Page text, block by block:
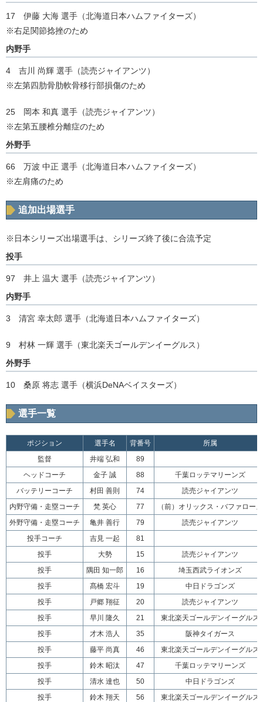
17 伊藤 大海 選手（北海道日本ハムファイターズ）
※右足関節捻挫のため
内野手
4 吉川 尚輝 選手（読売ジャイアンツ）
※左第四肋骨肋軟骨移行部損傷のため
25 岡本 和真 選手（読売ジャイアンツ）
※左第五腰椎分離症のため
外野手
66 万波 中正 選手（北海道日本ハムファイターズ）
※左肩痛のため
追加出場選手
※日本シリーズ出場選手は、シリーズ終了後に合流予定
投手
97 井上 温大 選手（読売ジャイアンツ）
内野手
3 清宮 幸太郎 選手（北海道日本ハムファイターズ）
9 村林 一輝 選手（東北楽天ゴールデンイーグルス）
外野手
10 桑原 将志 選手（横浜DeNAベイスターズ）
選手一覧
ポジション 選手名 背番号
所属
監督
井端 弘和
89
ヘッドコーチ
金子 誠 88
千葉ロッテマリーンズ
バッテリーコーチ
村田 善則 74
読売ジャイアンツ
内野守備・走塁コーチ
梵 英心 77
（前）オリックス・バファローズ
外野守備・走塁コーチ
亀井 善行 79
読売ジャイアンツ
投手コーチ
吉見 一起
81
投手
大勢 15
読売ジャイアンツ
投手
隅田 知一郎 16
埼玉西武ライオンズ
投手
髙橋 宏斗 19
中日ドラゴンズ
投手
戸郷 翔征 20
読売ジャイアンツ
投手
早川 隆久 21
東北楽天ゴールデンイーグルス
投手
才木 浩人 35
阪神タイガース
投手
藤平 尚真 46
東北楽天ゴールデンイーグルス
投手
鈴木 昭汰 47
千葉ロッテマリーンズ
投手
清水 達也 50
中日ドラゴンズ
投手
鈴木 翔天 56
東北楽天ゴールデンイーグルス